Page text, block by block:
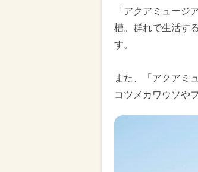
「アクアミュージ
槽。群れで生活す
す。
また、「アクアミ
コツメカワウソや